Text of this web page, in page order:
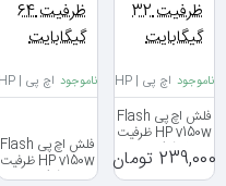
ناموجود اچ پی | HP
فلش اچ پی Flash
HP v150w ظرفیت
32 گیگابایت
239,000 تومان
ناموجود اچ پی | HP
فلش اچ پی Flash
HP v150w ظرفیت
64 گیگابایت